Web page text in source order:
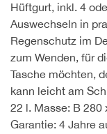
Hüftgurt, inkl. 4
Auswechseln in
Regenschutz im
zum Wenden, für
Tasche möchten,
kann leicht am
22 l. Masse: B 280
Garantie: 4 Jahre